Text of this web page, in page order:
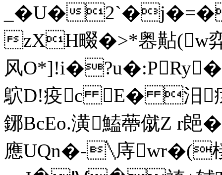
_�U�
zXH畷�>*嶴黇(w弈
风
鴥D!疫c E� 汨
鋣BcEo.潢鰪蔕僦Z r
應UQn�-╲庤wr�(